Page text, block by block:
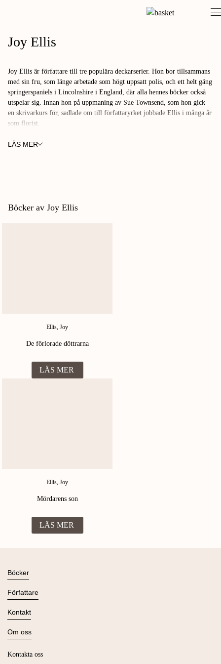
Joy Ellis
Joy Ellis är författare till tre populära deckarserier. Hon bor tillsammans
med sin fru, som länge arbetade som högt uppsatt polis, och ett helt gäng
springerspaniels i Lincolnshire i England, där alla hennes böcker också
utspelar sig. Innan hon på uppmaning av Sue Townsend, som hon gick
en skrivarkurs för, sadlade om till författaryrket jobbade Ellis i många år
som florist.
LÄS MER
Böcker av Joy Ellis
Ellis, Joy
De förlorade döttrarna
LÄS MER
Ellis, Joy
Mördarens son
LÄS MER
Kontakta oss
Böcker
Alla böcker
Ljudböcker
Nyheter
Författare
Se alla
Kontakt
Kontakta oss
Press
Kataloger
Om oss